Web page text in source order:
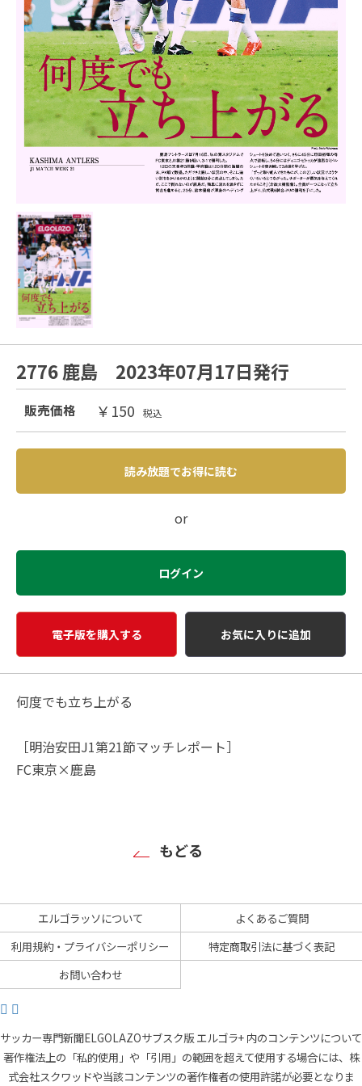
2776 鹿島 2023年07月17日発行
販売価格 ￥150 税込
読み放題でお得に読む
or
ログイン
電子版を購入する お気に入りに追加
何度でも立ち上がる
［明治安田J1第21節マッチレポート］
FC東京×鹿島
もどる
エルゴラッソについて
よくあるご質問
利用規約・プライバシーポリシー
特定商取引法に基づく表記
お問い合わせ
サッカー専門新聞ELGOLAZOサブスク版 エルゴラ+ 内のコンテンツについて
著作権法上の「私的使用」や「引用」の範囲を超えて使用する場合には、株
式会社スクワッドや当該コンテンツの著作権者の使用許諾が必要となりま